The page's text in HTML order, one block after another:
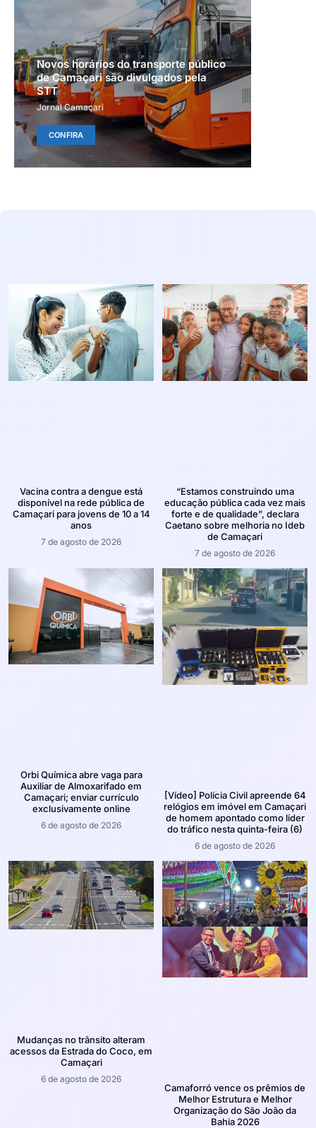
Novos horários do transporte público
de Camaçari são divulgados pela
STT
Jornal Camaçari
CONFIRA
Vacina contra a dengue está
disponível na rede pública de
Camaçari para jovens de 10 a 14
anos
7 de agosto de 2026
“Estamos construindo uma
educação pública cada vez mais
forte e de qualidade”, declara
Caetano sobre melhoria no Ideb
de Camaçari
7 de agosto de 2026
Orbi Química abre vaga para
Auxiliar de Almoxarifado em
Camaçari; enviar currículo
exclusivamente online
6 de agosto de 2026
[Vídeo] Polícia Civil apreende 64
relógios em imóvel em Camaçari
de homem apontado como líder
do tráfico nesta quinta-feira (6)
6 de agosto de 2026
Mudanças no trânsito alteram
acessos da Estrada do Coco, em
Camaçari
6 de agosto de 2026
Camaforró vence os prêmios de
Melhor Estrutura e Melhor
Organização do São João da
Bahia 2026